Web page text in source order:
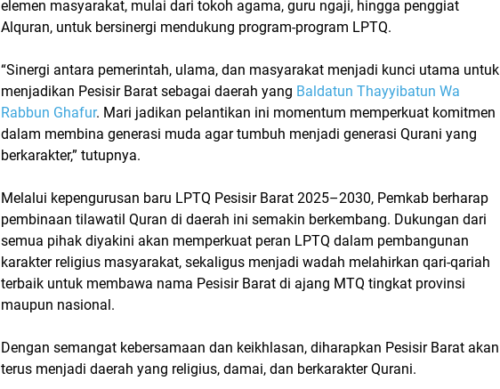
elemen masyarakat, mulai dari tokoh agama, guru ngaji, hingga penggiat
Alquran, untuk bersinergi mendukung program-program LPTQ.
“Sinergi antara pemerintah, ulama, dan masyarakat menjadi kunci utama untuk
menjadikan Pesisir Barat sebagai daerah yang Baldatun Thayyibatun Wa
Rabbun Ghafur. Mari jadikan pelantikan ini momentum memperkuat komitmen
dalam membina generasi muda agar tumbuh menjadi generasi Qurani yang
berkarakter,” tutupnya.
Melalui kepengurusan baru LPTQ Pesisir Barat 2025–2030, Pemkab berharap
pembinaan tilawatil Quran di daerah ini semakin berkembang. Dukungan dari
semua pihak diyakini akan memperkuat peran LPTQ dalam pembangunan
karakter religius masyarakat, sekaligus menjadi wadah melahirkan qari-qariah
terbaik untuk membawa nama Pesisir Barat di ajang MTQ tingkat provinsi
maupun nasional.
Dengan semangat kebersamaan dan keikhlasan, diharapkan Pesisir Barat akan
terus menjadi daerah yang religius, damai, dan berkarakter Qurani.